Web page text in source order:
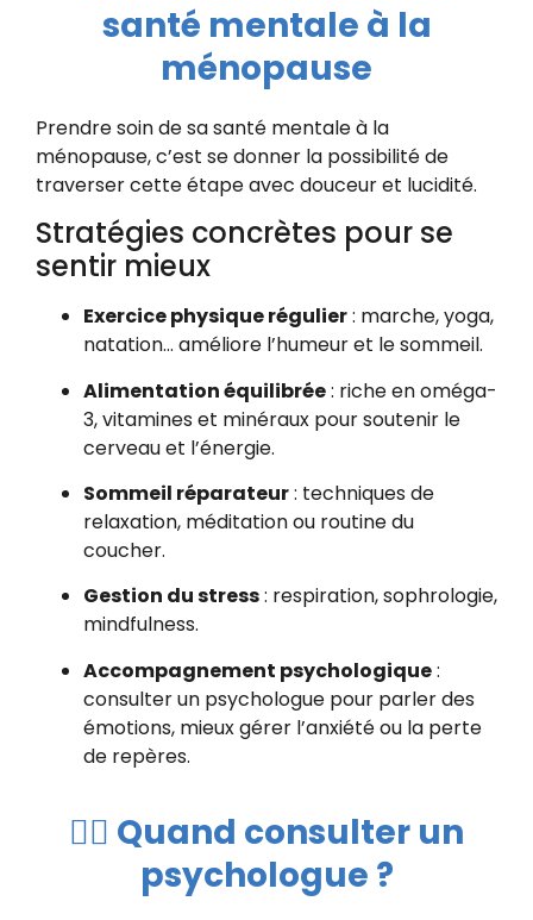
santé mentale à la
ménopause
Prendre soin de sa santé mentale à la
ménopause, c’est se donner la possibilité de
traverser cette étape avec douceur et lucidité.
Stratégies concrètes pour se
sentir mieux
Exercice physique régulier: marche, yoga,
natation… améliore l’humeur et le sommeil.
Alimentation équilibrée: riche en oméga-
3, vitamines et minéraux pour soutenir le
cerveau et l’énergie.
Sommeil réparateur: techniques de
relaxation, méditation ou routine du
coucher.
Gestion du stress: respiration, sophrologie,
mindfulness.
Accompagnement psychologique:
consulter un psychologue pour parler des
émotions, mieux gérer l’anxiété ou la perte
de repères.
👩‍⚕️ Quand consulter un
psychologue ?